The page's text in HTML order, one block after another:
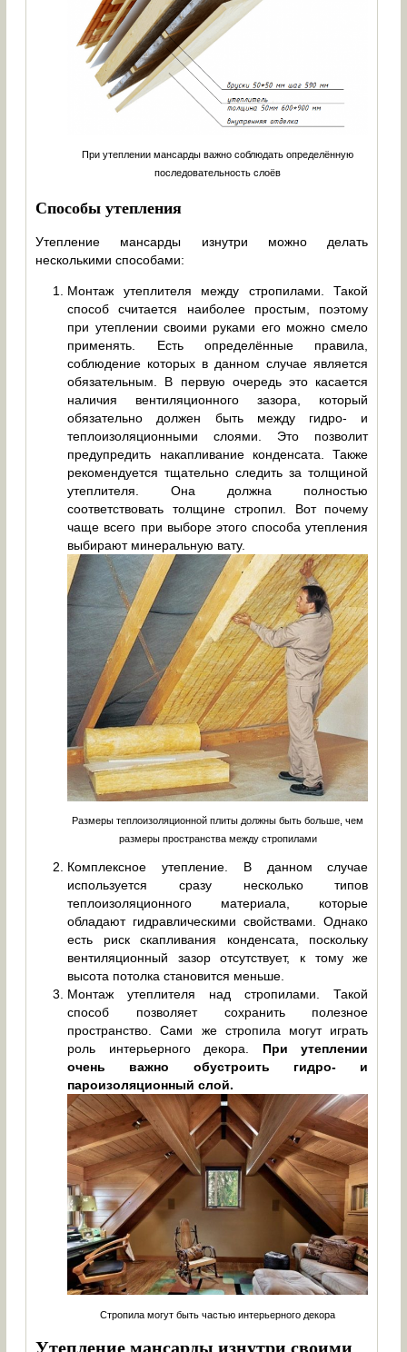
При утеплении мансарды важно соблюдать определённую
последовательность слоёв
Способы утепления
Утепление мансарды изнутри можно делать
несколькими способами:
Монтаж утеплителя между стропилами. Такой
способ считается наиболее простым, поэтому
при утеплении своими руками его можно смело
применять. Есть определённые правила,
соблюдение которых в данном случае является
обязательным. В первую очередь это касается
наличия вентиляционного зазора, который
обязательно должен быть между гидро- и
теплоизоляционными слоями. Это позволит
предупредить накапливание конденсата. Также
рекомендуется тщательно следить за толщиной
утеплителя. Она должна полностью
соответствовать толщине стропил. Вот почему
чаще всего при выборе этого способа утепления
выбирают минеральную вату.
Размеры теплоизоляционной плиты должны быть больше, чем
размеры пространства между стропилами
Комплексное утепление. В данном случае
используется сразу несколько типов
теплоизоляционного материала, которые
обладают гидравлическими свойствами. Однако
есть риск скапливания конденсата, поскольку
вентиляционный зазор отсутствует, к тому же
высота потолка становится меньше.
Монтаж утеплителя над стропилами. Такой
способ позволяет сохранить полезное
пространство. Сами же стропила могут играть
роль интерьерного декора. При утеплении
очень важно обустроить гидро- и
пароизоляционный слой.
Стропила могут быть частью интерьерного декора